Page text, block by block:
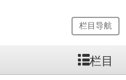
栏目导航
栏目